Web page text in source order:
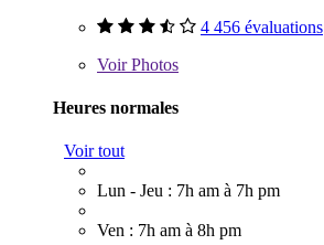
4 456 évaluations
VoirPhotos
Heures normales
Voir tout
Lun - Jeu : 7h am à 7h pm
Ven : 7h am à 8h pm